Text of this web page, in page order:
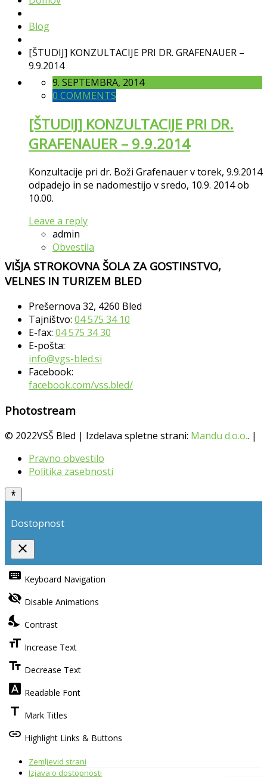
Blog
[ŠTUDIJ] KONZULTACIJE PRI DR. GRAFENAUER –
9.9.2014
9. SEPTEMBRA, 2014
0 COMMENTS
[ŠTUDIJ] KONZULTACIJE PRI DR.
GRAFENAUER – 9.9.2014
Konzultacije pri dr. Boži Grafenauer v torek, 9.9.2014
odpadejo in se nadomestijo v sredo, 10.9. 2014 ob
10.00.
Leave a reply
admin
Obvestila
VIŠJA STROKOVNA ŠOLA ZA GOSTINSTVO,
VELNES IN TURIZEM BLED
Prešernova 32, 4260 Bled
Tajništvo: 04 575 34 10
E-fax: 04 575 34 30
E-pošta:
info@vgs-bled.si
Facebook:
facebook.com/vss.bled/
Photostream
© 2022VSŠ Bled | Izdelava spletne strani: Mandu d.o.o.. |
Pravno obvestilo
Politika zasebnosti
Dostopnost
close
Toggle
visibility
Accessibility
keyboard Keyboard Navigation
visibility_off Disable Animations
nights_stay Contrast
format_size Increase Text
text_fields Decrease Text
font_download Readable Font
title Mark Titles
link Highlight Links & Buttons
Zemljevid strani
Izjava o dostopnosti